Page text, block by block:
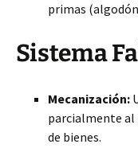
primas
Sistema
Mecanización:
parcialmente al
de bienes.